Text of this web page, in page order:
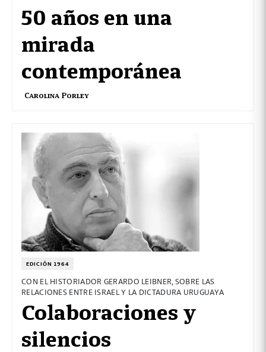
50 años en una
mirada
contemporánea
Carolina Porley
EDICIÓN 1964
CON EL HISTORIADOR GERARDO LEIBNER, SOBRE LAS
RELACIONES ENTRE ISRAEL Y LA DICTADURA URUGUAYA
Colaboraciones y
silencios